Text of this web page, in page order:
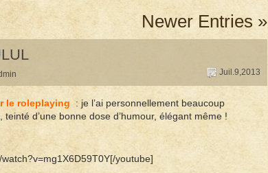
Newer Entries »
Juil.9,2013
le roleplaying : je l’ai personnellement beaucoup
d’une bonne dose d’humour, élégant même !
youtube]